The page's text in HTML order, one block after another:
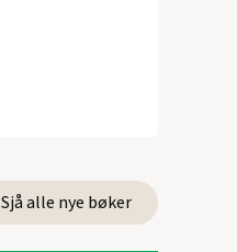
Sjå alle nye bøker